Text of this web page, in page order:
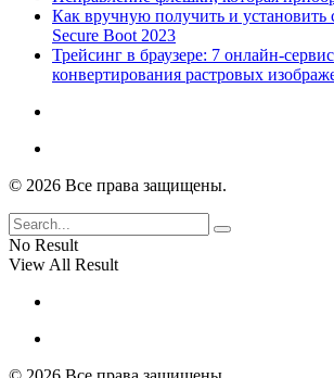
Как вручную получить и установить
Secure Boot 2023
Трейсинг в браузере: 7 онлайн-
конвертирования растровых
© 2026 Все права защищены.
No Result
View All Result